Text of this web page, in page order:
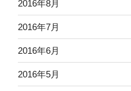
2016年8月
2016年7月
2016年6月
2016年5月